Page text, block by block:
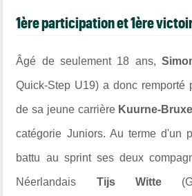
1ère participation et 1ère
Âgé de seulement 18 ans,
Quick-Step U19) a donc remporté
de sa jeune carrière Kuurne-
catégorie Juniors. Au terme d'un
battu au sprint ses deux
Néerlandais Tijs Witte